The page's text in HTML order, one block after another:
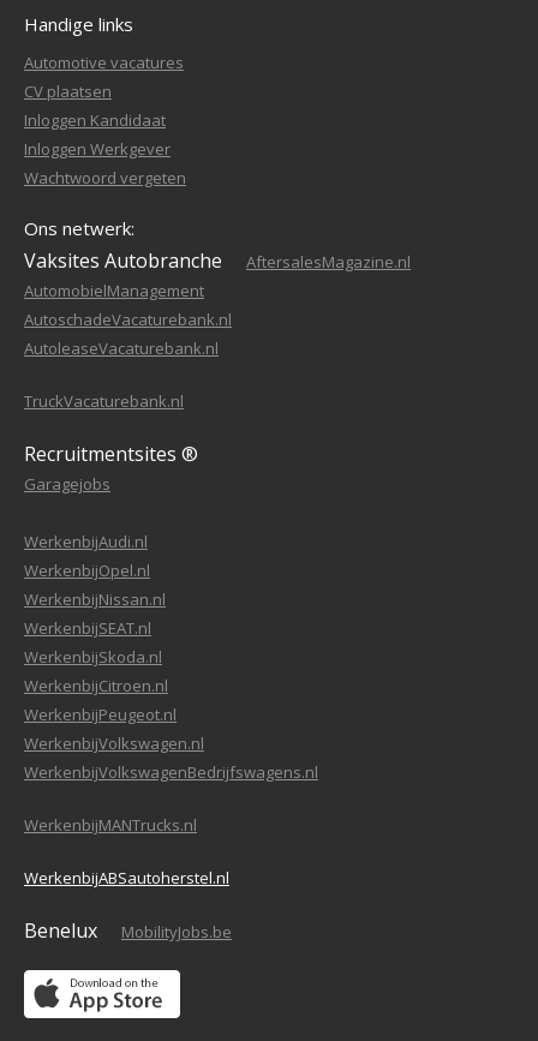
Handige links
Automotive vacatures
CV plaatsen
Inloggen Kandidaat
Inloggen Werkgever
Wachtwoord vergeten
Ons netwerk:
Vaksites Autobranche
AftersalesMagazine.nl
AutomobielManagement
AutoschadeVacaturebank.nl
AutoleaseVacaturebank.nl
TruckVacaturebank.nl
Recruitmentsites ®
Garagejobs
WerkenbijAudi.nl
WerkenbijOpel.nl
WerkenbijNissan.nl
WerkenbijSEAT.nl
WerkenbijSkoda.nl
WerkenbijCitroen.nl
WerkenbijPeugeot.nl
WerkenbijVolkswagen.nl
WerkenbijVolkswagenBedrijfswagens.nl
WerkenbijMANTrucks.nl
WerkenbijABSautoherstel.nl
Benelux MobilityJobs.be